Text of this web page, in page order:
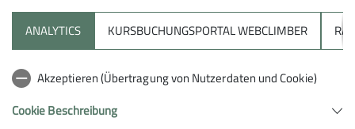
Unterstütze uns
ANALYTICS KURSBUCHUNGSPORTAL WEBCLIMBER
Akzeptieren (Übertragung von Nutzerdaten und Cookie)
Cookie Beschreibung